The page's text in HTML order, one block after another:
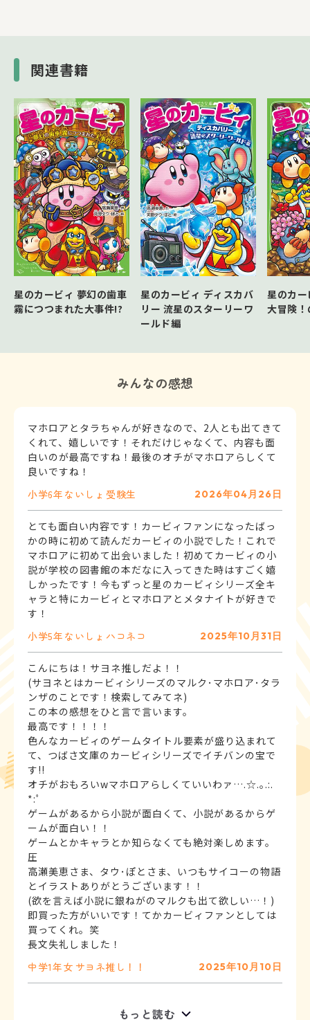
関連書籍
星のカービィ 夢幻の歯車
霧につつまれた大事件!?
星のカービィ ディスカバ
リー 流星のスターリーワ
ールド編
星のカ
大冒険！
みんなの感想
マホロアとタラちゃんが好きなので、2人とも出てきて
くれて、嬉しいです！それだけじゃなくて、内容も面
白いのが最高ですね！最後のオチがマホロアらしくて
良いですね！
小学6年 ないしょ 受験生 2026年04月26日
とても面白い内容です！カービィファンになったばっ
かの時に初めて読んだカービィの小説でした！これで
マホロアに初めて出会いました！初めてカービィの小
説が学校の図書館の本だなに入ってきた時はすごく嬉
しかったです！今もずっと星のカービィシリーズ全キ
ャラと特にカービィとマホロアとメタナイトが好きで
す！
小学5年 ないしょ ハコネコ 2025年10月31日
こんにちは！サヨネ推しだよ！！
(サヨネとはカービィシリーズのマルク･マホロア･タラ
ンザのことです！検索してみてネ)
この本の感想をひと言で言います。
最高です！！！！
色んなカービィのゲームタイトル要素が盛り込まれて
て、つばさ文庫のカービィシリーズでイチバンの宝で
す!!
オチがおもろいwマホロアらしくていいわァ….☆.｡.:.
*:ﾟ
ゲームがあるから小説が面白くて、小説があるからゲ
ームが面白い！！
ゲームとかキャラとか知らなくても絶対楽しめます。
圧
高瀬美恵さま、タウ･ぽとさま、いつもサイコーの物語
とイラストありがとうございます！！
(欲を言えば小説に銀ねがのマルクも出て欲しい…！)
即買った方がいいです！てかカービィファンとしては
買ってくれ。笑
中学1年女 サヨネ推し！！ 2025年10月10日
もっと読む